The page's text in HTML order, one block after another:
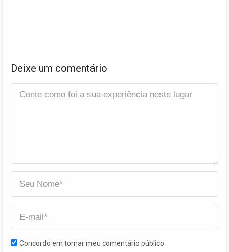
Deixe um comentário
Concordo em tornar meu comentário público